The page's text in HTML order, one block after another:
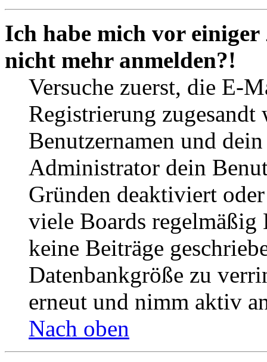
Ich habe mich vor
nicht mehr anmelden?!
Versuche zuerst, die E-
Registrierung
Benutzernamen und
Administrator dein
Gründen deaktiviert
viele Boards
keine Beiträge
Datenbankgröße zu
erneut und nimm aktiv
Nach oben